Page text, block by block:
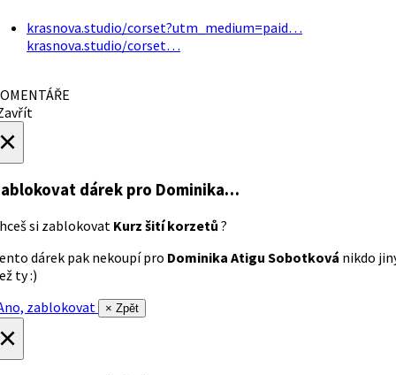
krasnova.studio/corset?utm_medium=paid…
krasnova.studio/corset…
dárek pro Dominika…
si zablokovat Kurz šití korzetů ?
dárek pak nekoupí pro Dominika Atigu Sobotková nikdo
ty :)
zablokovat
× Zpět